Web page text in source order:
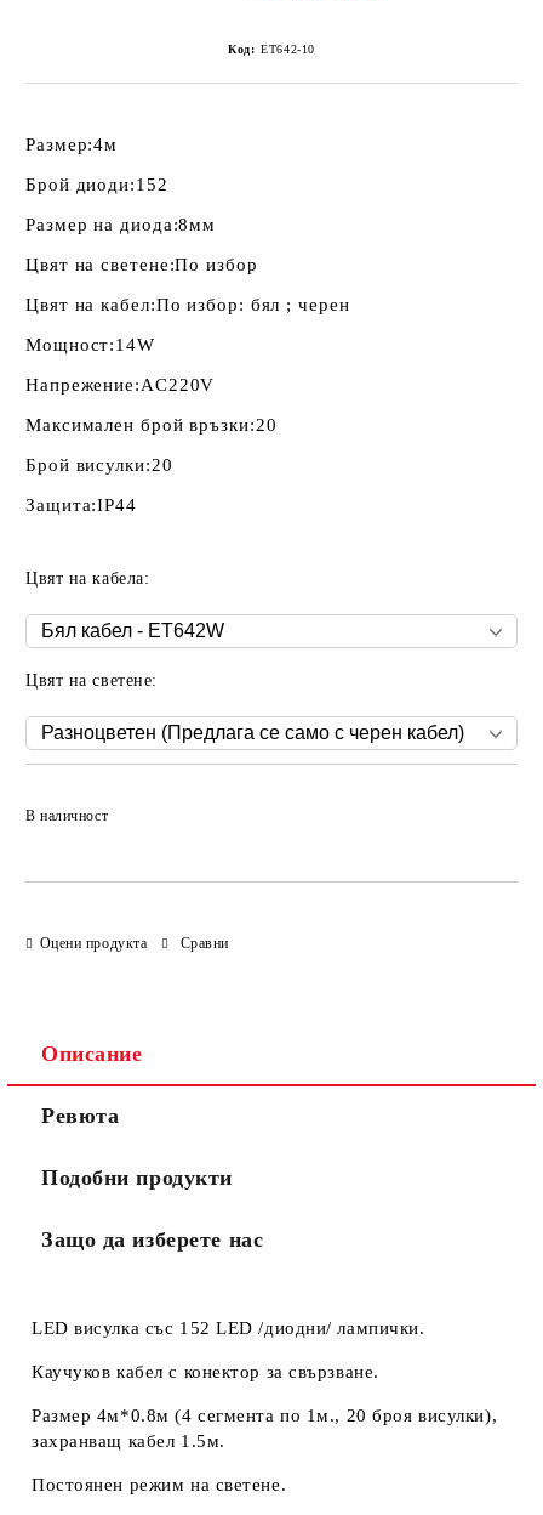
Код: ET642-10
Размер:4м
Брой диоди:152
Размер на диода:8мм
Цвят на светене:По избор
Цвят на кабел:По избор: бял ; черен
Мощност:14W
Напрежение:AC220V
Максимален брой връзки:20
Брой висулки:20
Защита:IP44
Цвят на кабела:
Цвят на светене:
В наличност
Оцени продукта Сравни
Описание
Ревюта
Подобни продукти
Защо да изберете нас
LED висулка със 152 LED /диодни/ лампички.
Каучуков кабел с конектор за свързване.
Размер 4м*0.8м (4 сегмента по 1м., 20 броя висулки),
захранващ кабел 1.5м.
Постоянен режим на светене.